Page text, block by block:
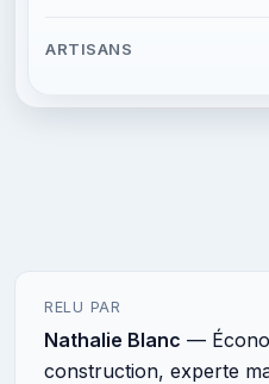
RELU PAR
Nathalie Blanc —
construction, experte